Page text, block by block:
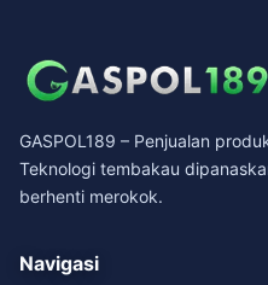
GASPOL189 – Penjualan
Teknologi tembakau
berhenti merokok.
Navigasi